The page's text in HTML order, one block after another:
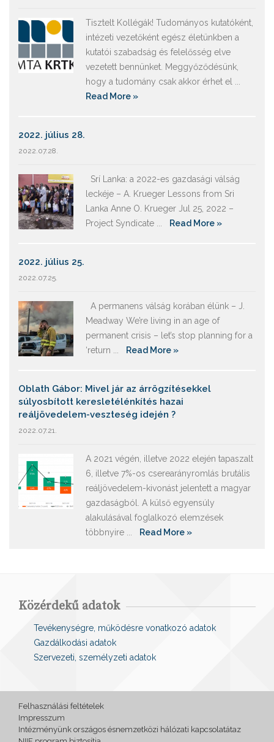
Tisztelt Kollégák! Tudományos kutatóként,
intézeti vezetőként egész életünkben a
kutatói szabadság és felelősség elve
vezetett bennünket. Meggyőződésünk,
hogy a tudomány csak akkor érhet el ...
Read More »
2022. július 28.
2022.07.28.
Srí Lanka: a 2022-es gazdasági válság
leckéje – A. Krueger Lessons from Sri
Lanka Anne O. Krueger Jul 25, 2022 –
Project Syndicate ...
Read More »
2022. július 25.
2022.07.25.
A permanens válság korában élünk – J.
Meadway We’re living in an age of
permanent crisis – let’s stop planning for a
‘return ...
Read More »
Oblath Gábor: Mivel jár az árrögzítésekkel
súlyosbított keresletélénkítés hazai
reáljövedelem-veszteség idején ?
2022.07.21.
A 2021 végén, illetve 2022 elején tapaszalt
6, illetve 7%-os cserearányromlás brutális
reáljövedelem-kivonást jelentett a magyar
gazdaságból. A külső egyensúly
alakulásával foglalkozó elemzések
többnyire ...
Read More »
Közérdekű adatok
Tevékenységre, működésre vonatkozó adatok
Gazdálkodási adatok
Szervezeti, személyzeti adatok
Felhasználási feltételek
Impresszum
Intézményünk országos ésnemzetközi hálózati kapcsolatátaz